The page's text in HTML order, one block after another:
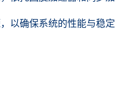
以确保系统的性能与稳定